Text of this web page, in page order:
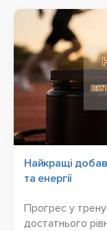
Найкращі
та енергії
Прогрес у
достатнього